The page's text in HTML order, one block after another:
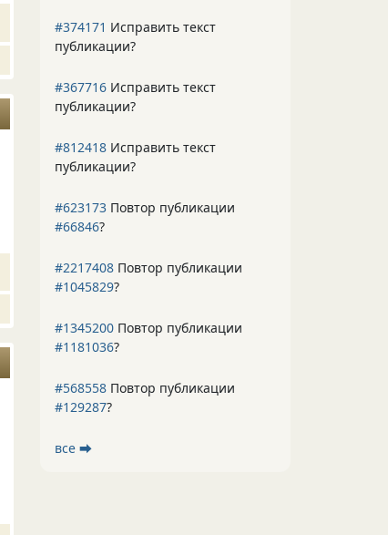
#374171 Исправить текст
публикации?
#367716 Исправить текст
публикации?
#812418 Исправить текст
публикации?
#623173 Повтор публикации
#66846?
#2217408 Повтор публикации
#1045829?
#1345200 Повтор публикации
#1181036?
#568558 Повтор публикации
#129287?
все ⮕